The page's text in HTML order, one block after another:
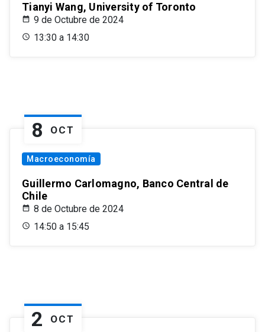
Tianyi Wang, University of Toronto
9 de Octubre de 2024
13:30 a 14:30
8 OCT
Macroeconomía
Guillermo Carlomagno, Banco Central de
Chile
8 de Octubre de 2024
14:50 a 15:45
2 OCT